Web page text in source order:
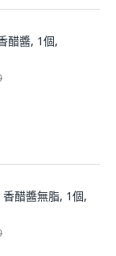
醋醬, 1個,
醋醬無脂, 1個,